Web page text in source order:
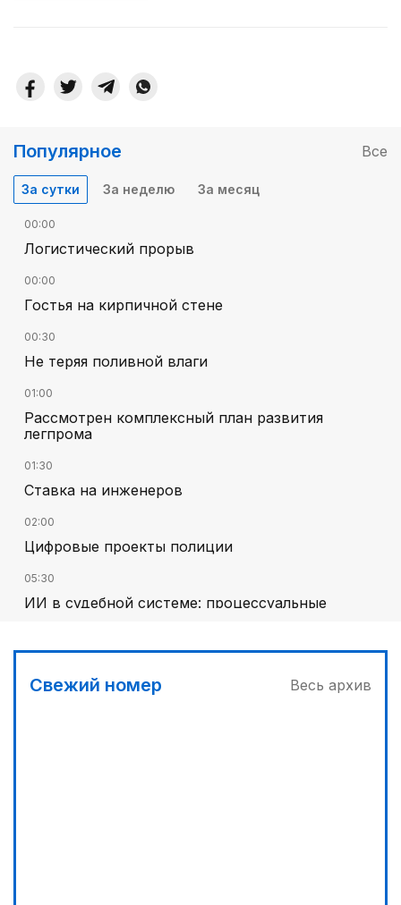
Популярное Все
За сутки За неделю За месяц
00:00
Логистический прорыв
00:00
Гостья на кирпичной стене
00:30
Не теряя поливной влаги
01:00
Рассмотрен комплексный план развития
легпрома
01:30
Ставка на инженеров
02:00
Цифровые проекты полиции
05:30
ИИ в судебной системе: процессуальные
02:30
Программа модернизации – в действии
Свежий номер Весь архив